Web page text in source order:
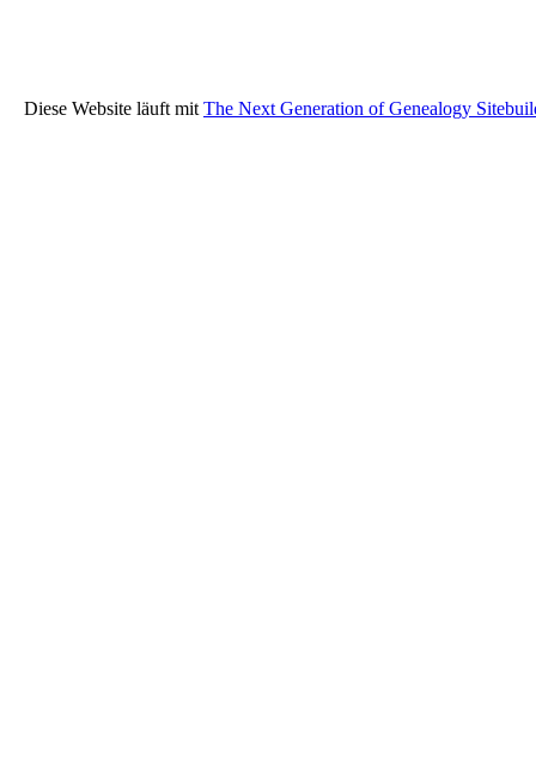
Diese Website läuft mit The Next Generation of Genealogy